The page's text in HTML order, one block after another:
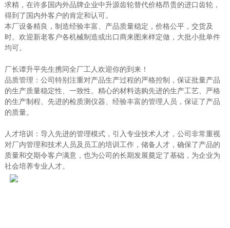
求精，在许多国内外品牌企业中升源齿轮替代价格昂贵的进口齿轮，
得到了国内外客户的肯定和认可。
本厂设备精良，制造经验丰富、产品质量稳定，价格公平，交货及
时。欢迎新老客户各机械制造或出口商来图来样定做，大批小批单件
均可。
厂长谭升平先生携同全厂工人欢迎你的到来！
品质管理：公司特别注重对产品生产过程的严格控制，保证批量产品
的生产质量稳定性、一致性。精心的材料选购先进的生产工艺、严格
的生产制程、先进的检质测仪器、经验丰富的管理人员，保证了产品
的质量。
人才培训：导入先进的管理模式，引入专业技术人才，公司非常重视
对厂内管理和技术人员及员工的培训工作，储备人才，确保了产品的
质量和交期令客户满意，也为公司的长期发展奠定了基础，为企业为
社会培养专业人才。